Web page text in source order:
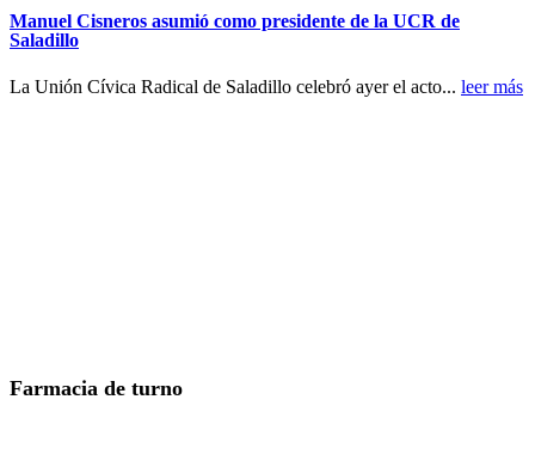
Manuel Cisneros asumió como presidente de la UCR de
Saladillo
La Unión Cívica Radical de Saladillo celebró ayer el acto... leer más
Farmacia de turno